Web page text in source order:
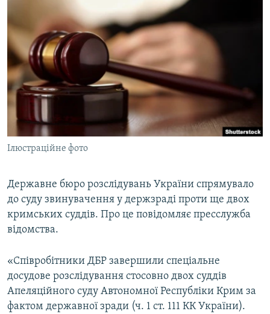
ВСЕ ЗА ДЕНЬ
СПЕЦПРОЕКТИ
ДЕПОРТАЦІЯ
ВІДЕОУРОКИ «ELIFBE»
УКРАЇНСЬКА ПРОБЛЕМА КРИМУ
ІНФОГРАФІКА
ЯК ОБІЙТИ БЛОКУВАННЯ
Русский
Qırımtatar
ДОЛУЧАЙСЯ!
Усі сайти RFE/RL
Ілюстраційне фото
Державне бюро розслідувань України спрямувало
до суду звинувачення у держзраді проти ще двох
кримських суддів. Про це повідомляє пресслужба
відомства.
«Співробітники ДБР завершили спеціальне
досудове розслідування стосовно двох суддів
Апеляційного суду Автономної Республіки Крим за
фактом державної зради (ч. 1 ст. 111 КК України).